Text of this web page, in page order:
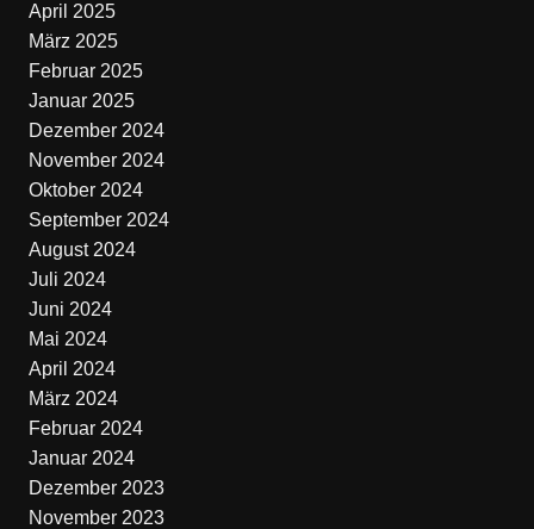
April 2025
März 2025
Februar 2025
Januar 2025
Dezember 2024
November 2024
Oktober 2024
September 2024
August 2024
Juli 2024
Juni 2024
Mai 2024
April 2024
März 2024
Februar 2024
Januar 2024
Dezember 2023
November 2023